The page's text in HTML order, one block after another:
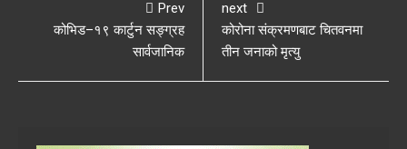
Prev
कोभिड–१९ कार्टुन सङ्ग्रह
सार्वजानिक
next
कोरोना संक्रमणबाट चितवनमा
तीन जनाको मृत्यु